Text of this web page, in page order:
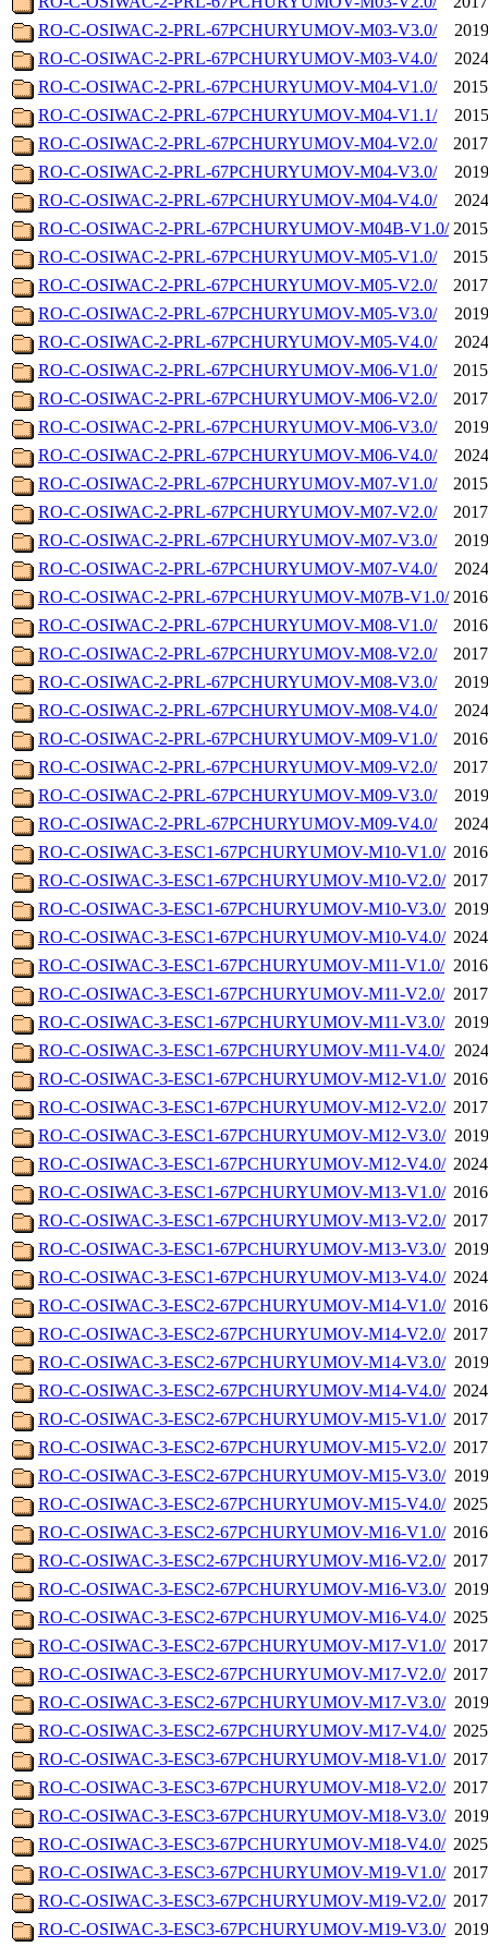
RO-C-OSIWAC-2-PRL-67PCHURYUMOV-M03-V3.0/
RO-C-OSIWAC-2-PRL-67PCHURYUMOV-M03-V4.0/
RO-C-OSIWAC-2-PRL-67PCHURYUMOV-M04-V1.0/
RO-C-OSIWAC-2-PRL-67PCHURYUMOV-M04-V1.1/
RO-C-OSIWAC-2-PRL-67PCHURYUMOV-M04-V2.0/
RO-C-OSIWAC-2-PRL-67PCHURYUMOV-M04-V3.0/
RO-C-OSIWAC-2-PRL-67PCHURYUMOV-M04-V4.0/
RO-C-OSIWAC-2-PRL-67PCHURYUMOV-M04B-V1.0/
RO-C-OSIWAC-2-PRL-67PCHURYUMOV-M05-V1.0/
RO-C-OSIWAC-2-PRL-67PCHURYUMOV-M05-V2.0/
RO-C-OSIWAC-2-PRL-67PCHURYUMOV-M05-V3.0/
RO-C-OSIWAC-2-PRL-67PCHURYUMOV-M05-V4.0/
RO-C-OSIWAC-2-PRL-67PCHURYUMOV-M06-V1.0/
RO-C-OSIWAC-2-PRL-67PCHURYUMOV-M06-V2.0/
RO-C-OSIWAC-2-PRL-67PCHURYUMOV-M06-V3.0/
RO-C-OSIWAC-2-PRL-67PCHURYUMOV-M06-V4.0/
RO-C-OSIWAC-2-PRL-67PCHURYUMOV-M07-V1.0/
RO-C-OSIWAC-2-PRL-67PCHURYUMOV-M07-V2.0/
RO-C-OSIWAC-2-PRL-67PCHURYUMOV-M07-V3.0/
RO-C-OSIWAC-2-PRL-67PCHURYUMOV-M07-V4.0/
RO-C-OSIWAC-2-PRL-67PCHURYUMOV-M07B-V1.0/
RO-C-OSIWAC-2-PRL-67PCHURYUMOV-M08-V1.0/
RO-C-OSIWAC-2-PRL-67PCHURYUMOV-M08-V2.0/
RO-C-OSIWAC-2-PRL-67PCHURYUMOV-M08-V3.0/
RO-C-OSIWAC-2-PRL-67PCHURYUMOV-M08-V4.0/
RO-C-OSIWAC-2-PRL-67PCHURYUMOV-M09-V1.0/
RO-C-OSIWAC-2-PRL-67PCHURYUMOV-M09-V2.0/
RO-C-OSIWAC-2-PRL-67PCHURYUMOV-M09-V3.0/
RO-C-OSIWAC-2-PRL-67PCHURYUMOV-M09-V4.0/
RO-C-OSIWAC-3-ESC1-67PCHURYUMOV-M10-V1.0/
RO-C-OSIWAC-3-ESC1-67PCHURYUMOV-M10-V2.0/
RO-C-OSIWAC-3-ESC1-67PCHURYUMOV-M10-V3.0/
RO-C-OSIWAC-3-ESC1-67PCHURYUMOV-M10-V4.0/
RO-C-OSIWAC-3-ESC1-67PCHURYUMOV-M11-V1.0/
RO-C-OSIWAC-3-ESC1-67PCHURYUMOV-M11-V2.0/
RO-C-OSIWAC-3-ESC1-67PCHURYUMOV-M11-V3.0/
RO-C-OSIWAC-3-ESC1-67PCHURYUMOV-M11-V4.0/
RO-C-OSIWAC-3-ESC1-67PCHURYUMOV-M12-V1.0/
RO-C-OSIWAC-3-ESC1-67PCHURYUMOV-M12-V2.0/
RO-C-OSIWAC-3-ESC1-67PCHURYUMOV-M12-V3.0/
RO-C-OSIWAC-3-ESC1-67PCHURYUMOV-M12-V4.0/
RO-C-OSIWAC-3-ESC1-67PCHURYUMOV-M13-V1.0/
RO-C-OSIWAC-3-ESC1-67PCHURYUMOV-M13-V2.0/
RO-C-OSIWAC-3-ESC1-67PCHURYUMOV-M13-V3.0/
RO-C-OSIWAC-3-ESC1-67PCHURYUMOV-M13-V4.0/
RO-C-OSIWAC-3-ESC2-67PCHURYUMOV-M14-V1.0/
RO-C-OSIWAC-3-ESC2-67PCHURYUMOV-M14-V2.0/
RO-C-OSIWAC-3-ESC2-67PCHURYUMOV-M14-V3.0/
RO-C-OSIWAC-3-ESC2-67PCHURYUMOV-M14-V4.0/
RO-C-OSIWAC-3-ESC2-67PCHURYUMOV-M15-V1.0/
RO-C-OSIWAC-3-ESC2-67PCHURYUMOV-M15-V2.0/
RO-C-OSIWAC-3-ESC2-67PCHURYUMOV-M15-V3.0/
RO-C-OSIWAC-3-ESC2-67PCHURYUMOV-M15-V4.0/
RO-C-OSIWAC-3-ESC2-67PCHURYUMOV-M16-V1.0/
RO-C-OSIWAC-3-ESC2-67PCHURYUMOV-M16-V2.0/
RO-C-OSIWAC-3-ESC2-67PCHURYUMOV-M16-V3.0/
RO-C-OSIWAC-3-ESC2-67PCHURYUMOV-M16-V4.0/
RO-C-OSIWAC-3-ESC2-67PCHURYUMOV-M17-V1.0/
RO-C-OSIWAC-3-ESC2-67PCHURYUMOV-M17-V2.0/
RO-C-OSIWAC-3-ESC2-67PCHURYUMOV-M17-V3.0/
RO-C-OSIWAC-3-ESC2-67PCHURYUMOV-M17-V4.0/
RO-C-OSIWAC-3-ESC3-67PCHURYUMOV-M18-V1.0/
RO-C-OSIWAC-3-ESC3-67PCHURYUMOV-M18-V2.0/
RO-C-OSIWAC-3-ESC3-67PCHURYUMOV-M18-V3.0/
RO-C-OSIWAC-3-ESC3-67PCHURYUMOV-M18-V4.0/
RO-C-OSIWAC-3-ESC3-67PCHURYUMOV-M19-V1.0/
RO-C-OSIWAC-3-ESC3-67PCHURYUMOV-M19-V2.0/
RO-C-OSIWAC-3-ESC3-67PCHURYUMOV-M19-V3.0/